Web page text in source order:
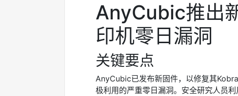
AnyCubic推出
印机零日漏洞
关键要点
AnyCubic已发布新固件，以修复其
极利用的严重零日漏洞。安全研究人员